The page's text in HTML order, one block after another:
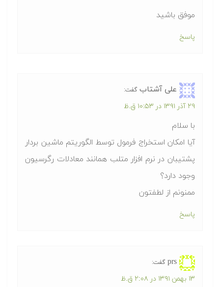
موفق باشید
پاسخ
علی آشتاب گفت:
۲۹ آذر ۱۳۹۱ در ۱۰:۵۳ ق.ظ
با سلام
آیا امکان استخراج فرمول توسط الگوریتم ماشین بردار
پشتیبان در نرم افزار متلب همانند معادلات رگرسیون
وجود دارد؟
ممنونم از لطفتون
پاسخ
prs گفت:
۱۳ بهمن ۱۳۹۱ در ۲:۰۸ ق.ظ